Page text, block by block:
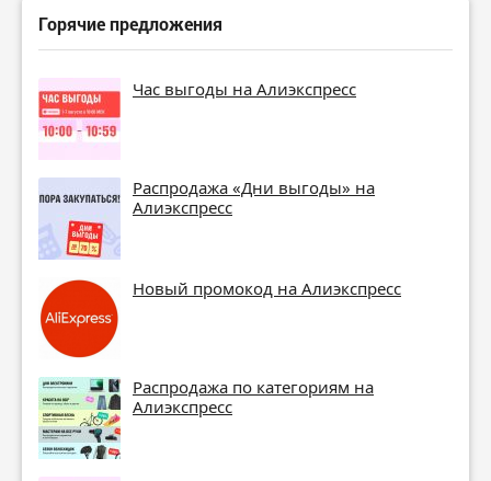
Горячие предложения
Час выгоды на Алиэкспресс
Распродажа «Дни выгоды» на
Алиэкспресс
Новый промокод на Алиэкспресс
Распродажа по категориям на
Алиэкспресс